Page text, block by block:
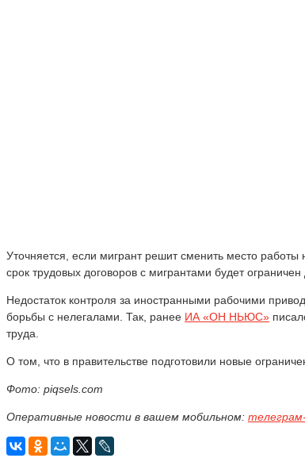
Уточняется, если мигрант решит сменить место
срок трудовых договоров с мигрантами будет
Недостаток контроля за иностранными рабочими
борьбы с нелегалами. Так, ранее ИА «ОН НЬЮС»
труда.
О том, что в правительстве подготовили новые
Фото: piqsels.com
Оперативные новости в вашем мобильном: